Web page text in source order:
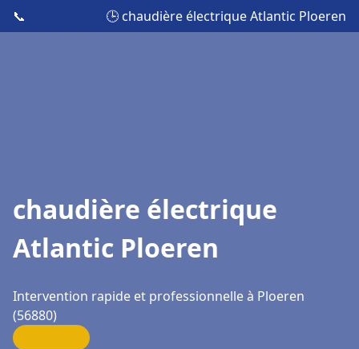
📞 🕒 chaudière électrique Atlantic Ploeren
chaudière électrique
Atlantic Ploeren
Intervention rapide et professionnelle à Ploeren
(56880)